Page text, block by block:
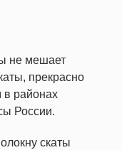
не мешает
прекрасно
в районах
России.
скаты